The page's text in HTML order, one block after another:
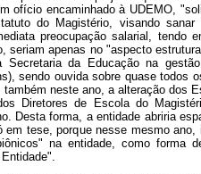
ofício encaminhado à UDEMO,
do Magistério, visando
preocupação salarial, tendo
seriam apenas no "aspecto
Secretaria da Educação na
sendo ouvida sobre quase todos
neste ano, a alteração dos
Diretores de Escola do
Desta forma, a entidade abriria
em tese, porque nesse mesmo
na entidade, como forma